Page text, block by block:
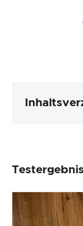
Der